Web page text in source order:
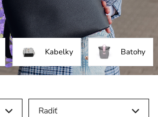
Kabelky Batohy
Radiť